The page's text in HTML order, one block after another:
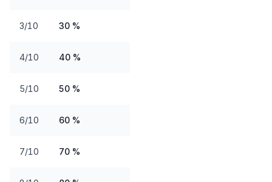
3/10 30 %
4/10 40 %
5/10 50 %
6/10 60 %
7/10 70 %